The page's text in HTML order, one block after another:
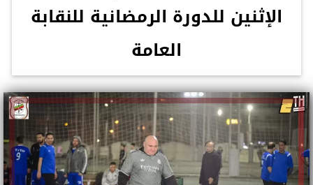
الإثنين للدورة الرمضانية للنقابة
العامة